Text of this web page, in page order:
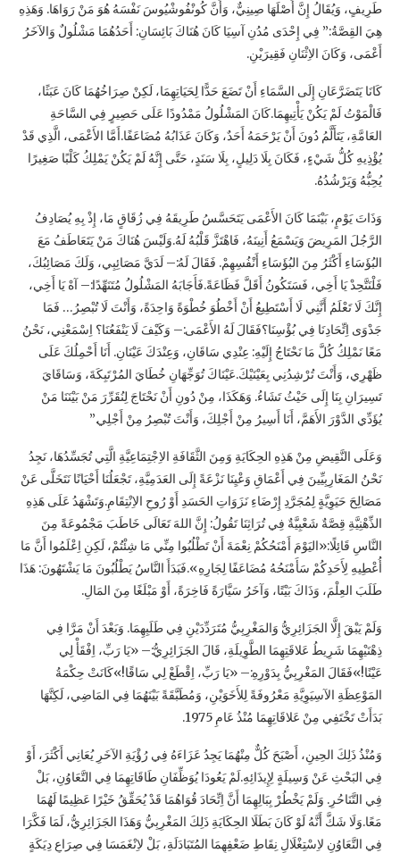
طَرِيفٍ، وَيُقَالُ إِنَّ أَصْلَهَا صِينِيٌّ، وَأَنَّ كُونْفُوشْيُوسَ نَفْسَهُ هُوَ مَنْ رَوَاهَا. وَهَذِهِ
هِيَ القِصَّةُ:” فِي إِحْدَى مُدُنِ آسِيَا كَانَ هُنَاكَ بَائِسَانِ: أَحَدُهُمَا مَشْلُولٌ وَالآخَرُ
أَعْمَى، وَكَانَ الاِثْنَانِ فَقِيرَيْنِ.
كَانَا يَتَضَرَّعَانِ إِلَى السَّمَاءِ أَنْ تَضَعَ حَدًّا لِحَيَاتِهِمَا، لَكِنْ صِرَاخُهُمَا كَانَ عَبَثًا،
فَالْمَوْتُ لَمْ يَكُنْ يَأْتِيهِمَا.كَانَ المَشْلُولُ مَمْدُودًا عَلَى حَصِيرٍ فِي السَّاحَةِ
العَامَّةِ، يَتَأَلَّمُ دُونَ أَنْ يَرْحَمَهُ أَحَدٌ، وَكَانَ عَذَابُهُ مُضَاعَفًا.أَمَّا الأَعْمَى، الَّذِي قَدْ
يُؤْذِيهِ كُلُّ شَيْءٍ، فَكَانَ بِلَا دَلِيلٍ، بِلَا سَنَدٍ، حَتَّى إِنَّهُ لَمْ يَكُنْ يَمْلِكُ كَلْبًا صَغِيرًا
يُحِبُّهُ وَيَرْشُدُهُ.
وَذَاتَ يَوْمٍ، بَيْنَمَا كَانَ الأَعْمَى يَتَحَسَّسُ طَرِيقَهُ فِي زُقَاقٍ مَا، إِذْ بِهِ يُصَادِفُ
الرَّجُلَ المَرِيضَ وَيَسْمَعُ أَنِينَهُ، فَاهْتَزَّ قَلْبُهُ لَهُ.وَلَيْسَ هُنَاكَ مَنْ يَتَعَاطَفُ مَعَ
البُؤَسَاءِ أَكْثَرُ مِنَ البُؤَسَاءِ أَنْفُسِهِمْ. فَقَالَ لَهُ:– لَدَيَّ مَصَائِبِي، وَلَكَ مَصَائِبُكَ،
فَلْنَتَّحِدْ يَا أَخِي، فَسَتَكُونُ أَقَلَّ فَظَاعَةً.فَأَجَابَهُ المَشْلُولُ مُتَنَهِّدًا:– آهْ يَا أَخِي،
إِنَّكَ لَا تَعْلَمُ أَنَّنِي لَا أَسْتَطِيعُ أَنْ أَخْطُوَ خُطْوَةً وَاحِدَةً، وَأَنْتَ لَا تُبْصِرُ… فَمَا
جَدْوَى اِتِّحَادِنَا فِي بُؤْسِنَا؟فَقَالَ لَهُ الأَعْمَى:– وَكَيْفَ لَا يَنْفَعُنَا؟ اِسْمَعْنِي، نَحْنُ
مَعًا نَمْلِكُ كُلَّ مَا نَحْتَاجُ إِلَيْهِ: عِنْدِي سَاقَانِ، وَعِنْدَكَ عَيْنَانِ. أَنَا أَحْمِلُكَ عَلَى
ظَهْرِي، وَأَنْتَ تُرْشِدُنِي بِعَيْنَيْكَ.عَيْنَاكَ تُوَجِّهَانِ خُطَايَ المُرْتَبِكَةَ، وَسَاقَايَ
تَسِيرَانِ بِنَا إِلَى حَيْثُ تَشَاءُ. وَهَكَذَا، مِنْ دُونِ أَنْ نَحْتَاجَ لِنُقَرِّرَ مَنْ بَيْنَنَا مَنْ
يُؤَدِّي الدَّوْرَ الأَهَمَّ، أَنَا أَسِيرُ مِنْ أَجْلِكَ، وَأَنْتَ تُبْصِرُ مِنْ أَجْلِي.”
وَعَلَى النَّقِيضِ مِنْ هَذِهِ الحِكَايَةِ وَمِنَ الثَّقَافَةِ الاِجْتِمَاعِيَّةِ الَّتِي تُجَسِّدُهَا، نَجِدُ
نَحْنُ المَغَارِبِيِّينَ فِي أَعْمَاقِ وَعْيِنَا نَزْعَةً إِلَى العَدَمِيَّةِ، تَجْعَلُنَا أَحْيَانًا نَتَخَلَّى عَنْ
مَصَالِحَ حَيَوِيَّةٍ لِمُجَرَّدِ إِرْضَاءِ نَزَوَاتِ الحَسَدِ أَوْ رُوحِ الاِنْتِقَامِ.وَتَشْهَدُ عَلَى هَذِهِ
الذِّهْنِيَّةِ قِصَّةٌ شَعْبِيَّةٌ فِي تُرَاثِنَا تَقُولُ: إِنَّ اللهَ تَعَالَى خَاطَبَ مَجْمُوعَةً مِنَ
النَّاسِ قَائِلًا:«اليَوْمَ أَمْنَحُكُمْ نِعْمَةَ أَنْ تَطْلُبُوا مِنِّي مَا شِئْتُمْ، لَكِنِ اِعْلَمُوا أَنَّ مَا
أُعْطِيهِ لِأَحَدِكُمْ سَأَمْنَحُهُ مُضَاعَفًا لِجَارِهِ».فَبَدَأَ النَّاسُ يَطْلُبُونَ مَا يَشْتَهُونَ: هَذَا
طَلَبَ العِلْمَ، وَذَاكَ بَيْتًا، وَآخَرُ سَيَّارَةً فَاخِرَةً، أَوْ مَبْلَغًا مِنَ المَالِ.
وَلَمْ يَبْقَ إِلَّا الجَزَائِرِيُّ وَالمَغْرِبِيُّ مُتَرَدِّدَيْنِ فِي طَلَبِهِمَا. وَبَعْدَ أَنْ مَرَّا فِي
ذِهْنَيْهِمَا شَرِيطُ عَلاقَتِهِمَا الطَّوِيلَةِ، قَالَ الجَزَائِرِيُّ:– «يَا رَبِّ، اِفْقَأْ لِي
عَيْنًا!»فَقَالَ المَغْرِبِيُّ بِدَوْرِهِ:– «يَا رَبِّ، اِقْطَعْ لِي سَاقًا!»كَانَتْ حِكْمَةُ
المَوْعِظَةِ الآسِيَوِيَّةِ مَعْرُوفَةً لِلأَخَوَيْنِ، وَمُطَبَّقَةً بَيْنَهُمَا فِي المَاضِي، لَكِنَّهَا
بَدَأَتْ تَخْتَفِي مِنْ عَلاقَاتِهِمَا مُنْذُ عَامِ 1975.
وَمُنْذُ ذَلِكَ الحِينِ، أَصْبَحَ كُلٌّ مِنْهُمَا يَجِدُ عَزَاءَهُ فِي رُؤْيَةِ الآخَرِ يُعَانِي أَكْثَرَ، أَوْ
فِي البَحْثِ عَنْ وَسِيلَةٍ لِإِيذَائِهِ.لَمْ يَعُودَا يُوَظِّفَانِ طَاقَاتِهِمَا فِي التَّعَاوُنِ، بَلْ
فِي التَّنَاحُرِ. وَلَمْ يَخْطُرْ بِبَالِهِمَا أَنَّ اِتِّحَادَ قُوَاهُمَا قَدْ يُحَقِّقُ خَيْرًا عَظِيمًا لَهُمَا
مَعًا.وَلَا شَكَّ أَنَّهُ لَوْ كَانَ بَطَلَا الحِكَايَةِ ذَلِكَ المَغْرِبِيُّ وَهَذَا الجَزَائِرِيُّ، لَمَا فَكَّرَا
فِي التَّعَاوُنِ لاِسْتِغْلَالِ نِقَاطِ ضَعْفِهِمَا المُتَبَادَلَةِ، بَلْ لاِنْغَمَسَا فِي صِرَاعِ دِيَكَةٍ